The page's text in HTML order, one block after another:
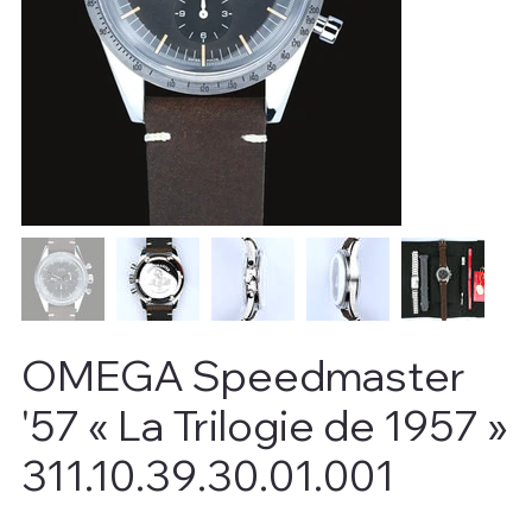
OMEGA Speedmaster
'57 « La Trilogie de 1957 »
311.10.39.30.01.001